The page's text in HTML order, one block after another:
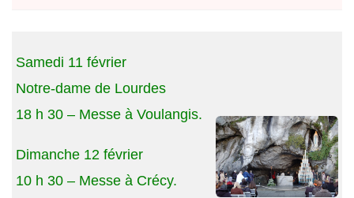
Samedi 11 février
Notre-dame de Lourdes
18 h 30 – Messe à Voulangis.
Dimanche 12 février
10 h 30 – Messe à Crécy.